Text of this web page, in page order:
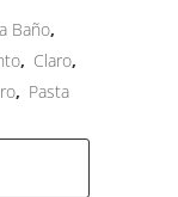
Baño,
, Claro,
, Pasta